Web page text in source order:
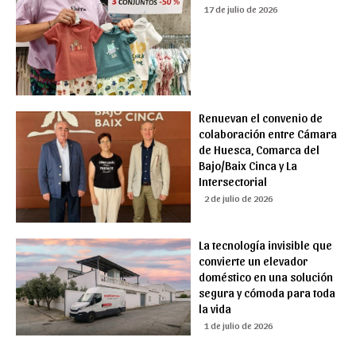
17 de julio de 2026
Renuevan el convenio de
colaboración entre Cámara
de Huesca, Comarca del
Bajo/Baix Cinca y La
Intersectorial
2 de julio de 2026
La tecnología invisible que
convierte un elevador
doméstico en una solución
segura y cómoda para toda
la vida
1 de julio de 2026